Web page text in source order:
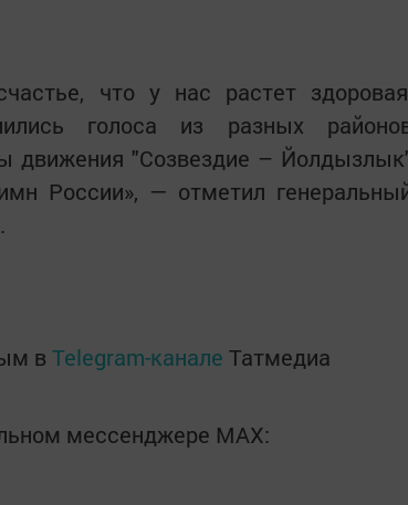
что у нас растет
голоса из разных
движения "Созвездие –
России», — отметил
в Telegram-канале Татмедиа
мессенджере MАХ: